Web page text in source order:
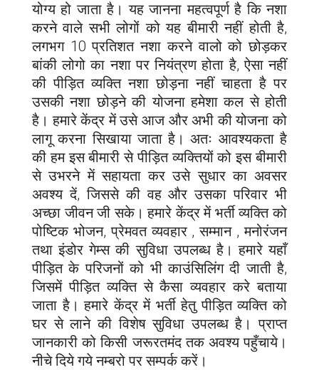
योग्य हो जाता है। यह जानना महत्वपूर्ण है कि नशा
करने वाले सभी लोगों को यह बीमारी नहीं होती है,
लगभग 10 प्रतिशत नशा करने वालो को छोड़कर
बांकी लोगो का नशा पर नियंत्रण होता है, ऐसा नहीं
की पीड़ित व्यक्ति नशा छोड़ना नहीं चाहता है पर
उसकी नशा छोड़ने की योजना हमेशा कल से होती
है। हमारे केंद्र में उसे आज और अभी की योजना को
लागू करना सिखाया जाता है। अतः आवश्यकता है
की हम इस बीमारी से पीड़ित व्यक्तियों को इस बीमारी
से उभरने में सहायता कर उसे सुधार का अवसर
अवश्य दें, जिससे की वह और उसका परिवार भी
अच्छा जीवन जी सके। हमारे केंद्र में भर्ती व्यक्ति को
पोष्टिक भोजन, प्रेमवत व्यवहार , सम्मान , मनोरंजन
तथा इंडोर गेम्स की सुविधा उपलब्ध है। हमारे यहाँ
पीड़ित के परिजनों को भी काउंसिलिंग दी जाती है,
जिसमें पीड़ित व्यक्ति से कैसा व्यवहार करे बताया
जाता है। हमारे केंद्र में भर्ती हेतु पीड़ित व्यक्ति को
घर से लाने की विशेष सुविधा उपलब्ध है। प्राप्त
जानकारी को किसी जरूरतमंद तक अवश्य पहुँचाये।
नीचे दिये गये नम्बरो पर सम्पर्क करें।